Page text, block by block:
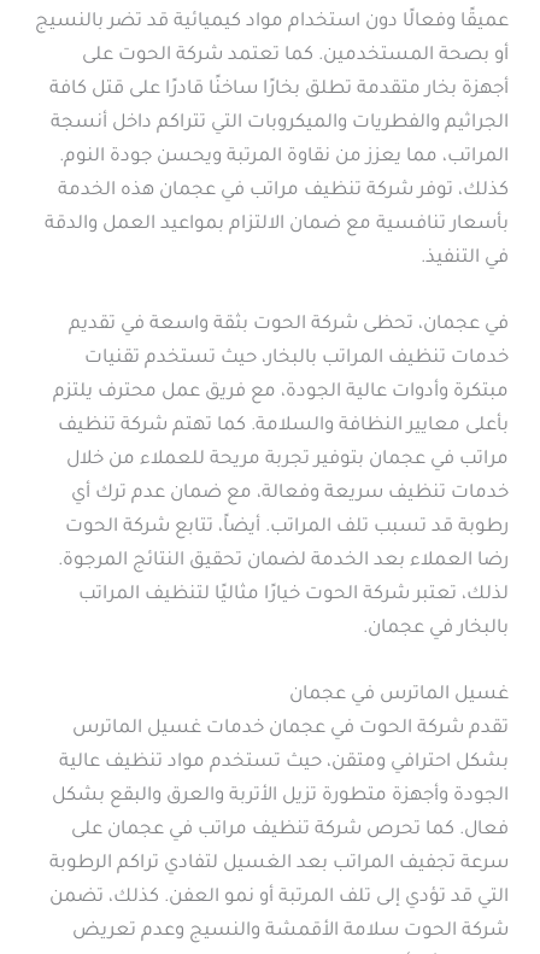
عميقًا وفعالًا دون استخدام مواد كيميائية قد تضر بالنسيج
أو بصحة المستخدمين. كما تعتمد شركة الحوت على
أجهزة بخار متقدمة تطلق بخارًا ساخنًا قادرًا على قتل كافة
الجراثيم والفطريات والميكروبات التي تتراكم داخل أنسجة
المراتب، مما يعزز من نقاوة المرتبة ويحسن جودة النوم.
كذلك، توفر شركة تنظيف مراتب في عجمان هذه الخدمة
بأسعار تنافسية مع ضمان الالتزام بمواعيد العمل والدقة
في التنفيذ.
في عجمان، تحظى شركة الحوت بثقة واسعة في تقديم
خدمات تنظيف المراتب بالبخار، حيث تستخدم تقنيات
مبتكرة وأدوات عالية الجودة، مع فريق عمل محترف يلتزم
بأعلى معايير النظافة والسلامة. كما تهتم شركة تنظيف
مراتب في عجمان بتوفير تجربة مريحة للعملاء من خلال
خدمات تنظيف سريعة وفعالة، مع ضمان عدم ترك أي
رطوبة قد تسبب تلف المراتب. أيضاً، تتابع شركة الحوت
رضا العملاء بعد الخدمة لضمان تحقيق النتائج المرجوة.
لذلك، تعتبر شركة الحوت خيارًا مثاليًا لتنظيف المراتب
بالبخار في عجمان.
غسيل الماترس في عجمان
تقدم شركة الحوت في عجمان خدمات غسيل الماترس
بشكل احترافي ومتقن، حيث تستخدم مواد تنظيف عالية
الجودة وأجهزة متطورة تزيل الأتربة والعرق والبقع بشكل
فعال. كما تحرص شركة تنظيف مراتب في عجمان على
سرعة تجفيف المراتب بعد الغسيل لتفادي تراكم الرطوبة
التي قد تؤدي إلى تلف المرتبة أو نمو العفن. كذلك، تضمن
شركة الحوت سلامة الأقمشة والنسيج وعدم تعريض